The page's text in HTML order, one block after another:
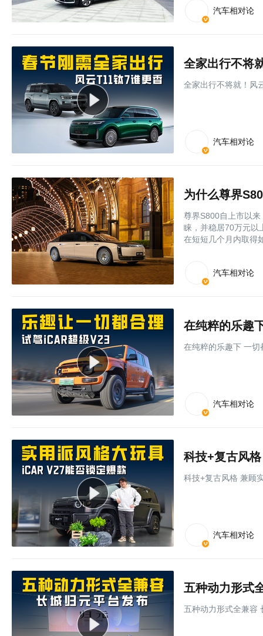
汽车相对论
全家出行不将
全家出行不将就！风
汽车相对论
为什么尊界
尊界S800自上市以
睐，并稳居70万元以
在短短几个月内取得
汽车相对论
在纯粹的乐趣
在纯粹的乐趣下 一
汽车相对论
科技+复古风
科技+复古风格 兼顾
汽车相对论
五种动力形式
五种动力形式全兼容